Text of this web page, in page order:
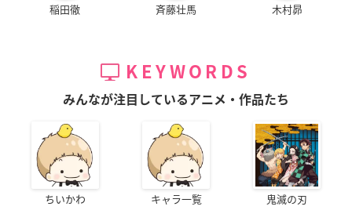
稲田徹 斉藤壮馬 木村昴
KEYWORDS
みんなが注目しているアニメ・作品たち
ちいかわ キャラ一覧 鬼滅の刃